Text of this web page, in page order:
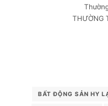
THƯỜNG
BẤT ĐỘNG SẢN HY